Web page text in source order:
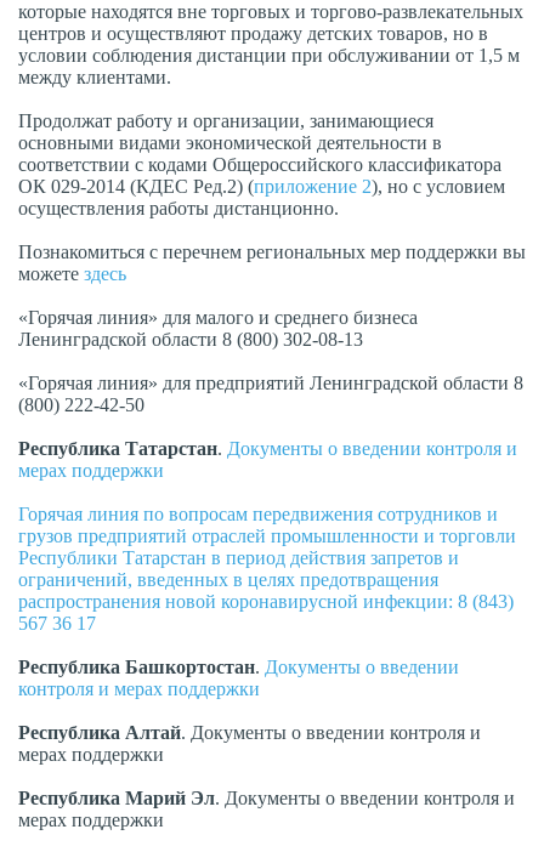
которые находятся вне торговых и торгово-развлекательных
центров и осуществляют продажу детских товаров, но в
условии соблюдения дистанции при обслуживании от 1,5 м
между клиентами.
Продолжат работу и организации, занимающиеся
основными видами экономической деятельности в
соответствии с кодами Общероссийского классификатора
ОК 029-2014 (КДЕС Ред.2) (приложение 2), но с условием
осуществления работы дистанционно.
Познакомиться с перечнем региональных мер поддержки вы
можете здесь
«Горячая линия» для малого и среднего бизнеса
Ленинградской области 8 (800) 302-08-13
«Горячая линия» для предприятий Ленинградской области 8
(800) 222-42-50
Республика Татарстан. Документы о введении контроля и
мерах поддержки
Горячая линия по вопросам передвижения сотрудников и
грузов предприятий отраслей промышленности и торговли
Республики Татарстан в период действия запретов и
ограничений, введенных в целях предотвращения
распространения новой коронавирусной инфекции: 8 (843)
567 36 17
Республика Башкортостан. Документы о введении
контроля и мерах поддержки
Республика Алтай. Документы о введении контроля и
мерах поддержки
Республика Марий Эл. Документы о введении контроля и
мерах поддержки